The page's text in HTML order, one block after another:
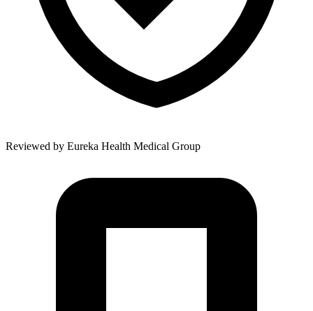
Reviewed by Eureka Health Medical Group